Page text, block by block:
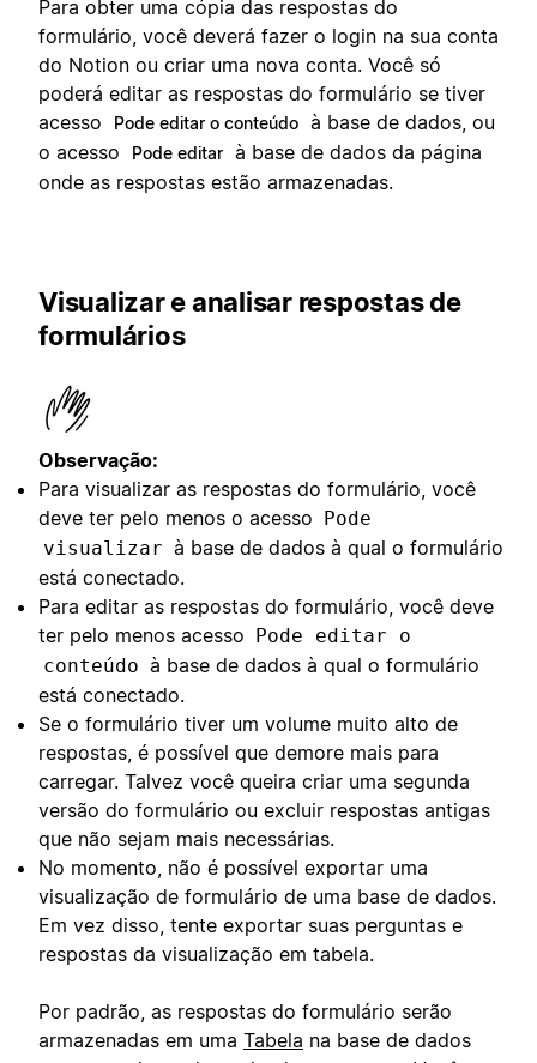
Para obter uma cópia das respostas do
formulário, você deverá fazer o login na sua conta
do Notion ou criar uma nova conta. Você só
poderá editar as respostas do formulário se tiver
acesso
Pode editar o conteúdo à base de dados, ou
o acesso
Pode editar à base de dados da página
onde as respostas estão armazenadas.
Visualizar e analisar respostas de
formulários
Observação:
Para visualizar as respostas do formulário, você
deve ter pelo menos o acesso
Pode
visualizar à base de dados à qual o formulário
está conectado.
Para editar as respostas do formulário, você deve
ter pelo menos acesso
Pode editar o
conteúdo à base de dados à qual o formulário
está conectado.
Se o formulário tiver um volume muito alto de
respostas, é possível que demore mais para
carregar. Talvez você queira criar uma segunda
versão do formulário ou excluir respostas antigas
que não sejam mais necessárias.
No momento, não é possível exportar uma
visualização de formulário de uma base de dados.
Em vez disso, tente exportar suas perguntas e
respostas da visualização em tabela.
Por padrão, as respostas do formulário serão
armazenadas em uma Tabela na base de dados